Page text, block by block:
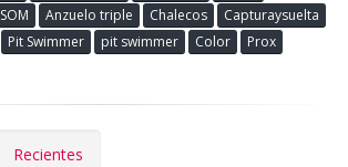
SOM Anzuelo triple Chalecos
Capturaysuelta
Pit Swimmer pit swimmer Color
Prox
Recientes